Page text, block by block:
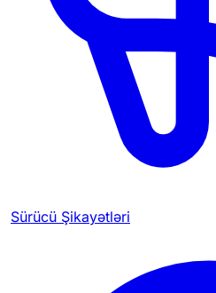
Sürücü Şikayətləri